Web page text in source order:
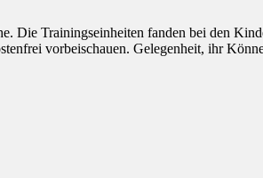
Die Trainingseinheiten fanden bei den
vorbeischauen. Gelegenheit, ihr